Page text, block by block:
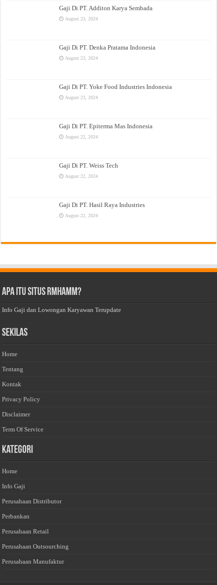
Gaji Di PT. Additon Karya Sembada
August 23, 2024
Gaji Di PT. Denka Pratama Indonesia
August 23, 2024
Gaji Di PT. Yoke Food Industries Indonesia
August 23, 2024
Gaji Di PT. Epiterma Mas Indonesia
August 22, 2024
Gaji Di PT. Weiss Tech
August 22, 2024
Gaji Di PT. Hasil Raya Industries
August 22, 2024
Apa Itu Situs Rmhamm?
Info Gaji dan Lowongan Karyawan Terupdate
Sekilas
Home
Tentang
Kontak
Privacy Policy
Disclaimer
Term Of Service
Kategori
Home
Info Gaji
Perusahaan Distributor
Perbankan
Perusahaan Retail
Perusahaan Outsourching
Perusahaan Manufaktur